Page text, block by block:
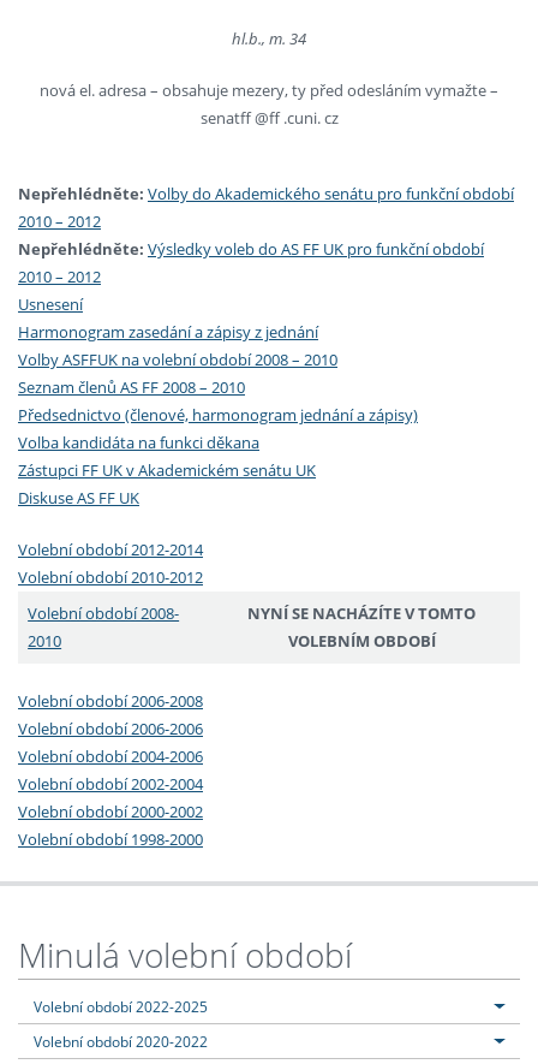
hl.b., m. 34
nová el. adresa – obsahuje mezery, ty před odesláním vymažte –
senatff @ff .cuni. cz
Nepřehlédněte: Volby do Akademického senátu pro funkční období
2010 – 2012
Nepřehlédněte: Výsledky voleb do AS FF UK pro funkční období
2010 – 2012
Usnesení
Harmonogram zasedání a zápisy z jednání
Volby ASFFUK na volební období 2008 – 2010
Seznam členů AS FF 2008 – 2010
Předsednictvo (členové, harmonogram jednání a zápisy)
Volba kandidáta na funkci děkana
Zástupci FF UK v Akademickém senátu UK
Diskuse AS FF UK
Volební období 2012-2014
Volební období 2010-2012
Volební období 2008-
2010
NYNÍ SE NACHÁZÍTE V TOMTO
VOLEBNÍM OBDOBÍ
Volební období 2006-2008
Volební období 2006-2006
Volební období 2004-2006
Volební období 2002-2004
Volební období 2000-2002
Volební období 1998-2000
Minulá volební období
Volební období 2022-2025
Volební období 2020-2022